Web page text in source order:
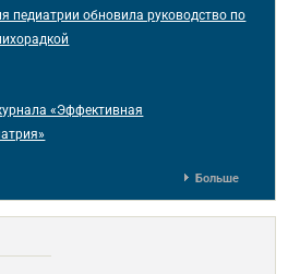
педиатрии обновила руководство по
«Эффективная
Больше